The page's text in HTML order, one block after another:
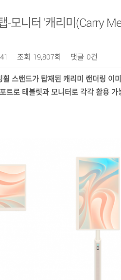
-모니터 '캐리미(Carry
조회 19,807회 댓글 0건
휠 스탠드가 탑재된 캐리미 랜더링 이
포트로 태블릿과 모니터로 각각 활용 가